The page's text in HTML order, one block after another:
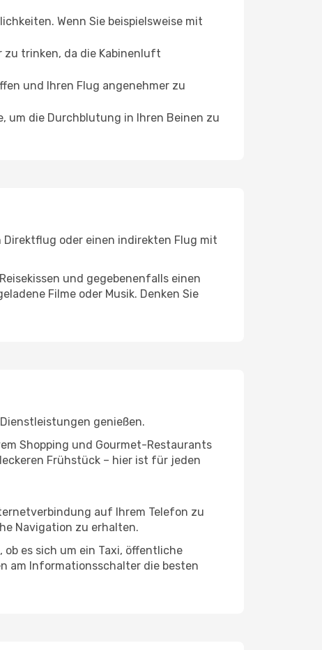
Wenn Sie beispielsweise mit
zu trinken, da die Kabinenluft
und Ihren Flug angenehmer zu
um die Durchblutung in Ihren Beinen zu
oder einen indirekten Flug mit
und gegebenenfalls einen
Filme oder Musik. Denken Sie
genießen.
Shopping und Gourmet-Restaurants
Frühstück – hier ist für jeden
auf Ihrem Telefon zu
Navigation zu erhalten.
es sich um ein Taxi, öffentliche
am Informationsschalter die besten